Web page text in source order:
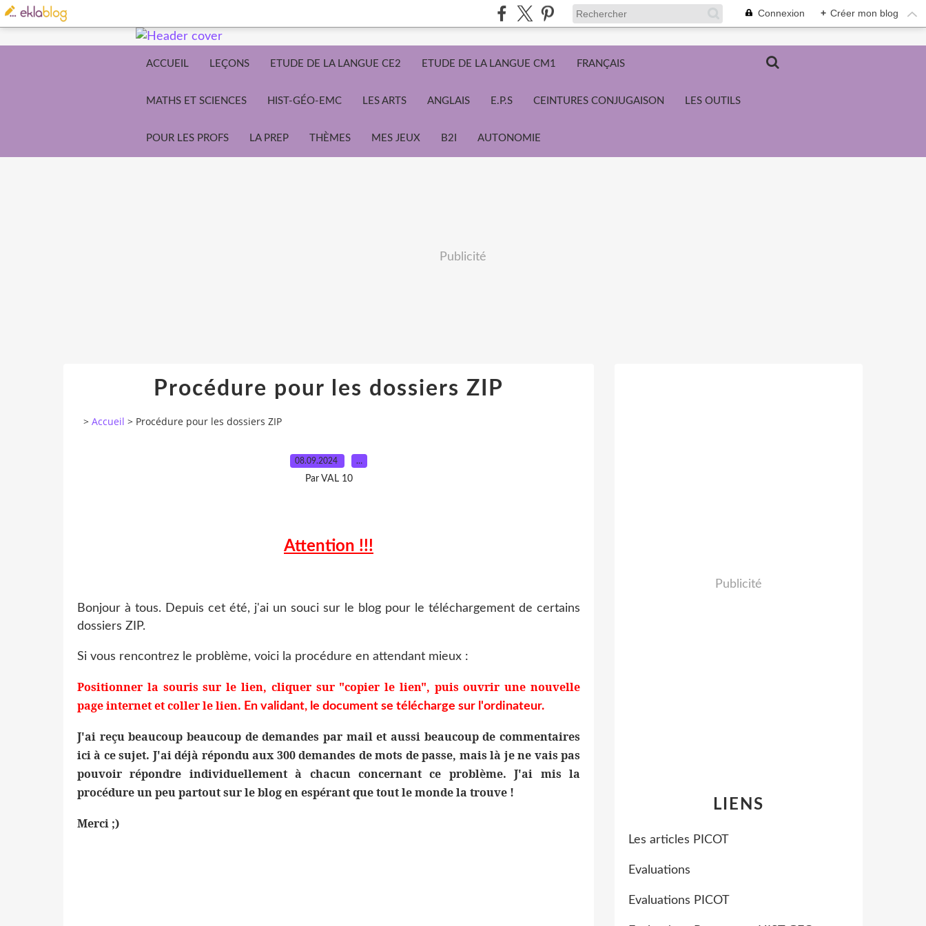
Connexion + Créer mon blog
ACCUEIL LEÇONS ETUDE DE LA LANGUE CE2 ETUDE DE LA LANGUE CM1 FRANÇAIS
MATHS ET SCIENCES HIST-GÉO-EMC LES ARTS ANGLAIS E.P.S CEINTURES CONJUGAISON LES OUTILS
POUR LES PROFS LA PREP THÈMES MES JEUX B2I AUTONOMIE
Publicité
Procédure pour les dossiers ZIP
> Accueil > Procédure pour les dossiers ZIP
08.09.2024 …
Par VAL 10
Attention !!!
Bonjour à tous. Depuis cet été, j'ai un souci sur le blog pour le téléchargement de certains
dossiers ZIP.
Si vous rencontrez le problème, voici la procédure en attendant mieux :
Positionner la souris sur le lien, cliquer sur "copier le lien", puis ouvrir une nouvelle
page internet et coller le lien. En validant, le document se télécharge sur l'ordinateur.
J'ai reçu beaucoup beaucoup de demandes par mail et aussi beaucoup de commentaires
ici à ce sujet. J'ai déjà répondu aux 300 demandes de mots de passe, mais là je ne vais pas
pouvoir répondre individuellement à chacun concernant ce problème. J'ai mis la
procédure un peu partout sur le blog en espérant que tout le monde la trouve !
Merci ;)
Publicité
LIENS
Les articles PICOT
Evaluations
Evaluations PICOT